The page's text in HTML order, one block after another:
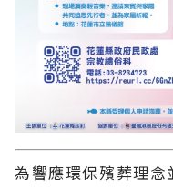
為響應環保殯葬理